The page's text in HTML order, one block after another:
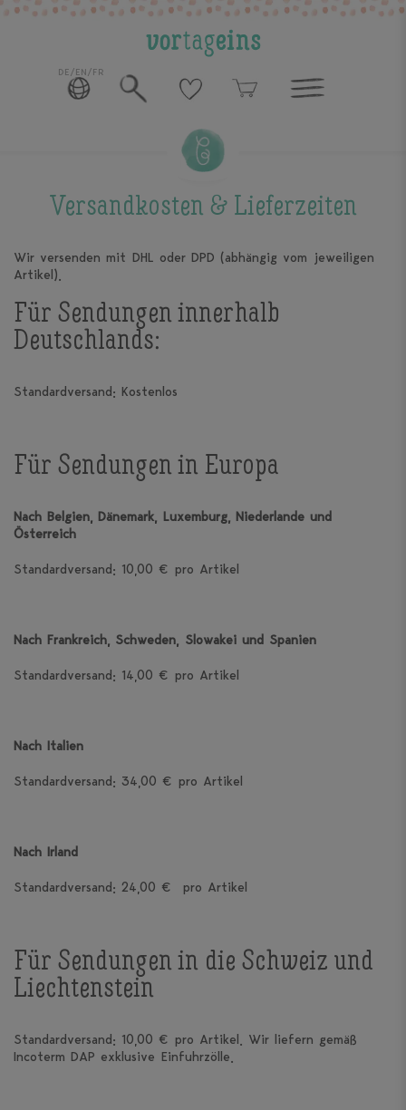
DE/EN/FR
Versandkosten & Lieferzeiten
Wir versenden mit DHL oder DPD (abhängig vom jeweiligen
Artikel).
Für Sendungen innerhalb
Deutschlands:
Standardversand: Kostenlos
Für Sendungen in Europa
Nach Belgien, Dänemark, Luxemburg, Niederlande und
Österreich
Standardversand: 10,00 € pro Artikel
Nach Frankreich, Schweden, Slowakei und Spanien
Standardversand: 14,00 € pro Artikel
Nach Italien
Standardversand: 34,00 € pro Artikel
Nach Irland
Standardversand: 24,00 € pro Artikel
Für Sendungen in die Schweiz und
Liechtenstein
Standardversand: 10,00 € pro Artikel. Wir liefern gemäß
Incoterm DAP exklusive Einfuhrzölle.